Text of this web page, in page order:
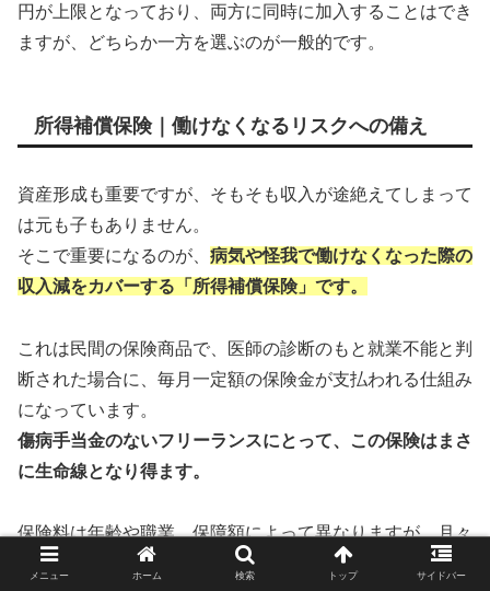
円が上限となっており、両方に同時に加入することはでき
ますが、どちらか一方を選ぶのが一般的です。
所得補償保険｜働けなくなるリスクへの備え
資産形成も重要ですが、そもそも収入が途絶えてしまって
は元も子もありません。
そこで重要になるのが、 病気や怪我で働けなくなった際の
収入減をカバーする「所得補償保険」です。
これは民間の保険商品で、医師の診断のもと就業不能と判
断された場合に、毎月一定額の保険金が支払われる仕組み
になっています。
傷病手当金のないフリーランスにとって、この保険はまさ
に生命線となり得ます。
保険料は年齢や職業、保障額によって異なりますが、月々
数千円から加入できる商品も少なくありません。
メニュー ホーム 検索 トップ サイドバー